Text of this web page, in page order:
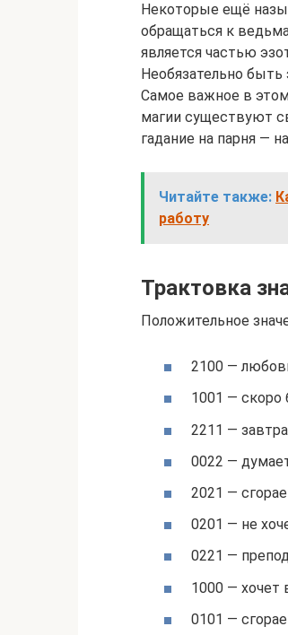
Некоторые ещё
обращаться к
является частью
Необязательно
Самое важное в
магии существуют
гадание на парня —
Читайте также:
работу
Трактовка
Положительное
2100 —
1001 — скоро
2211 —
0022 —
2021 —
0201 — не
0221 —
1000 — хочет
0101 —